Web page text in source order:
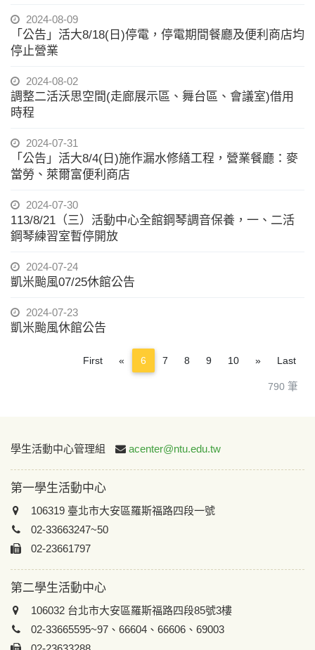
2024-08-09
「公告」活大8/18(日)停電，停電期間餐廳及便利商店均
停止營業
2024-08-02
調整二活沃思空間(走廊展示區、舞台區、會議室)借用
時程
2024-07-31
「公告」活大8/4(日)施作漏水修繕工程，營業餐廳：麥
當勞、萊爾富便利商店
2024-07-30
113/8/21（三）活動中心全館鋼琴調音保養，一、二活
鋼琴練習室暫停開放
2024-07-24
凱米颱風07/25休館公告
2024-07-23
凱米颱風休館公告
790 筆
First « Previous
6 7 8 9 10 »NextLast
:::
學生活動中心管理組 acenter@ntu.edu.tw
第一學生活動中心
106319 臺北市大安區羅斯福路四段一號
02-33663247~50
02-23661797
第二學生活動中心
106032 台北市大安區羅斯福路四段85號3樓
02-33665595~97、66604、66606、69003